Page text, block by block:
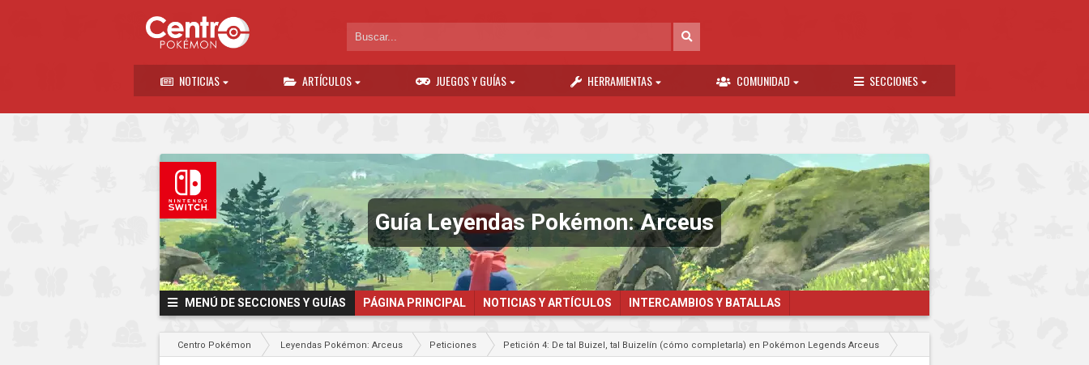
NOTICIAS ARTÍCULOS JUEGOS Y GUÍAS HERRAMIENTAS COMUNIDAD SECCIONES
Guía Leyendas Pokémon: Arceus
MENÚ DE SECCIONES Y GUÍAS PÁGINA PRINCIPAL NOTICIAS Y ARTÍCULOS INTERCAMBIOS Y BATALLAS
Centro Pokémon Leyendas Pokémon: Arceus Peticiones Petición 4: De tal Buizel, tal Buizelín (cómo completarla) en Pokémon Legends Arceus